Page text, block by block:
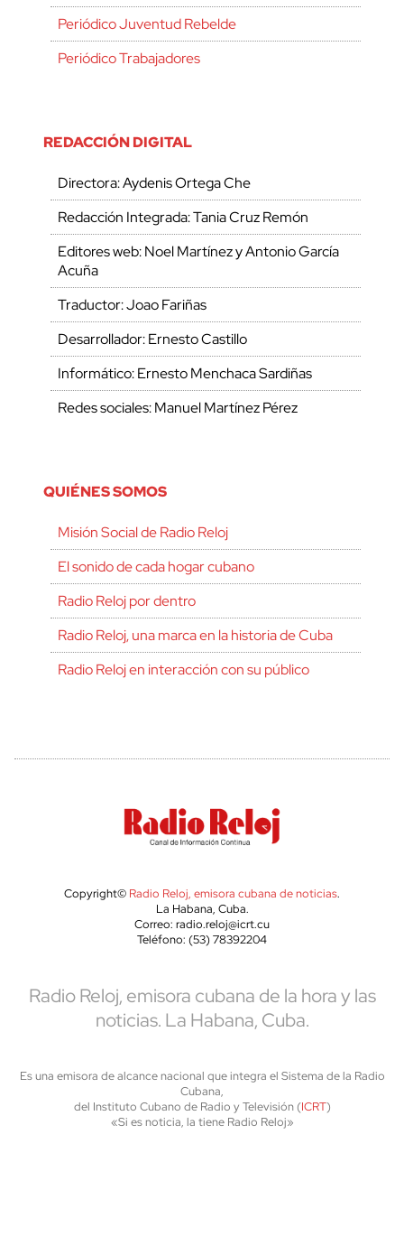
Periódico Juventud Rebelde
Periódico Trabajadores
REDACCIÓN DIGITAL
Directora: Aydenis Ortega Che
Redacción Integrada: Tania Cruz Remón
Editores web: Noel Martínez y Antonio García
Acuña
Traductor: Joao Fariñas
Desarrollador: Ernesto Castillo
Informático: Ernesto Menchaca Sardiñas
Redes sociales: Manuel Martínez Pérez
QUIÉNES SOMOS
Misión Social de Radio Reloj
El sonido de cada hogar cubano
Radio Reloj por dentro
Radio Reloj, una marca en la historia de Cuba
Radio Reloj en interacción con su público
Copyright© Radio Reloj, emisora cubana de noticias.
La Habana, Cuba.
Correo: radio.reloj@icrt.cu
Teléfono: (53) 78392204
Radio Reloj, emisora cubana de la hora y las
noticias. La Habana, Cuba.
Es una emisora de alcance nacional que integra el Sistema de la Radio
Cubana,
del Instituto Cubano de Radio y Televisión (ICRT)
«Si es noticia, la tiene Radio Reloj»